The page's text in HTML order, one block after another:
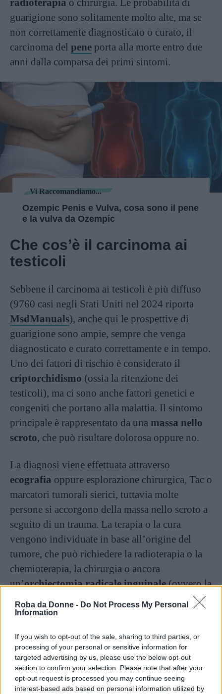
Roba da Donne - Do Not Process My Personal
Information
If you wish to opt-out of the sale, sharing to third parties, or
processing of your personal or sensitive information for
targeted advertising by us, please use the below opt-out
section to confirm your selection. Please note that after your
opt-out request is processed you may continue seeing
interest-based ads based on personal information utilized by
radioterapia o chirurgia. Le probabilità di
guarigione sono solitamente molto alte, ma se
non correttamente diagnosticato o curato, il
carcinoma del pene porta alla morte entro due
anni dalla comparsa dei primi sintomi.
Vi Raccomandiamo...
Ozempic Penis e Vulva, cosa sono il pene
e la vulva da Ozempic
Che cos’è il carcinoma ai
testicoli
Sebbene il carcinoma ai testicoli è più diffuso
(9760 casi negli Stati Uniti nel 2024 riporta
MsdManuals), anche qui le prospettive di
guarigione sono ampie, sempre che venga
diagnosticato e curato correttamente e in tempo.
Uno dei fattori di rischio è considerato il
criptorchidismo (ossia la ritenzione dei
testicoli), ma ci sono anche fattori genetici e
congeniti che portano alla malattia. Il sintomo
principale è rappresentato da una massa nello
scroto, che può risultare dolorosa oppure no.
La diagnosi viene effettuata attraverso
ecografia oppure esplorazione chirurgica, Tac o
marcatori tumorali sierici, tuttavia molte
persone si accorgono della massa nello scroto a
seguito di un trauma. La terapia o la cura
vengono individuate in base all’origine del
tumore, che può richiedere la radioterapia o la
chemioterapia, la chirurgia o ancora
un’orchiectomia radicale inguinale(ovvero la
rimozione del testicolo colpito e del cordone
spermatico a esso collegato, e alla rimozione
Le prospettive innovative di
cura